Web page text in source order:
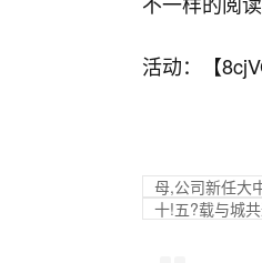
活动：【
母,公司新任大
十!五?载与城